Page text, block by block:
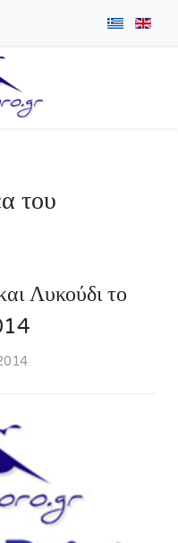
του
Λυκούδι το